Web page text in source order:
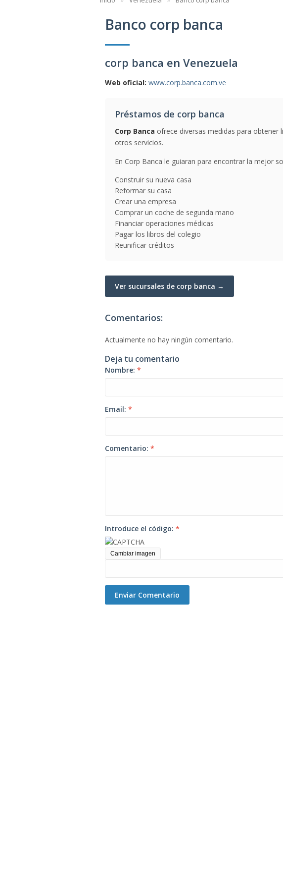
Banco corp banca
corp banca en Venezuela
Web oficial: www.corp.banca.com.ve
Préstamos de corp banca
Corp Banca ofrece diversas medidas para
otros servicios.
En Corp Banca le guiaran para encontrar la mejor
Construir su nueva casa
Reformar su casa
Crear una empresa
Comprar un coche de segunda mano
Financiar operaciones médicas
Pagar los libros del colegio
Reunificar créditos
Ver sucursales de corp banca →
Comentarios:
Actualmente no hay ningún comentario.
Deja tu comentario
Nombre: *
Email: *
Comentario: *
Introduce el código: *
Cambiar imagen
Enviar Comentario